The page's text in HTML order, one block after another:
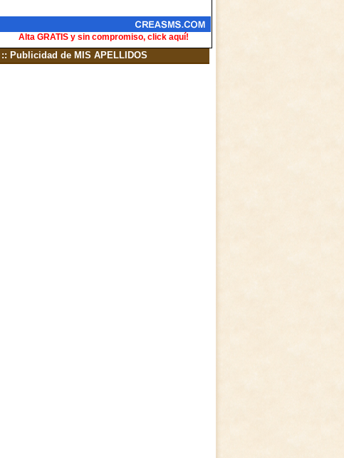
Alta GRATIS y sin compromiso, click aquí!
:: Publicidad de MIS APELLIDOS